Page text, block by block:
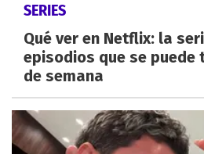
SERIES
Qué ver en Netflix: la
episodios que se puede
de semana